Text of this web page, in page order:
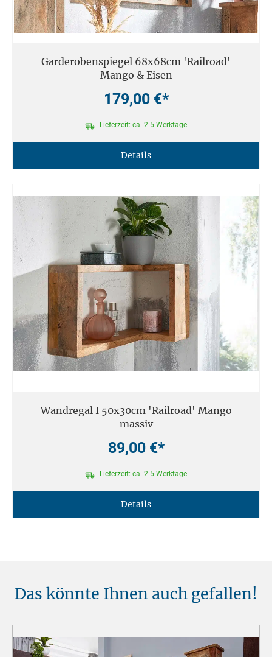
Garderobenspiegel 68x68cm 'Railroad'
Mango & Eisen
179,00 €*
Lieferzeit: ca. 2-5 Werktage
Details
Wandregal I 50x30cm 'Railroad' Mango
massiv
89,00 €*
Lieferzeit: ca. 2-5 Werktage
Details
Das könnte Ihnen auch gefallen!